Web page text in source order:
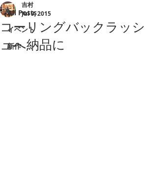
All Posts
イベント
新作
コーリングバックラッシ
ュへ納品に
吉村
Jul 9, 2015